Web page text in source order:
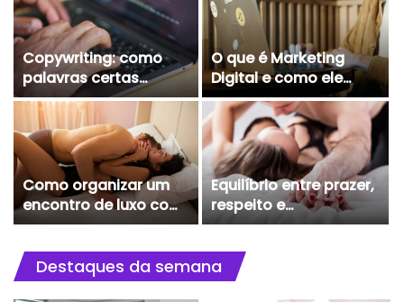
Copywriting: como
palavras certas
podem dobrar suas
vendas online
O que é Marketing
Digital e como ele
pode escalar qualquer
tipo de negócio
Como organizar um
encontro de luxo com
um acompanhante
Equilíbrio entre prazer,
respeito e
exclusividade:
acompanhantes
Destaques da semana